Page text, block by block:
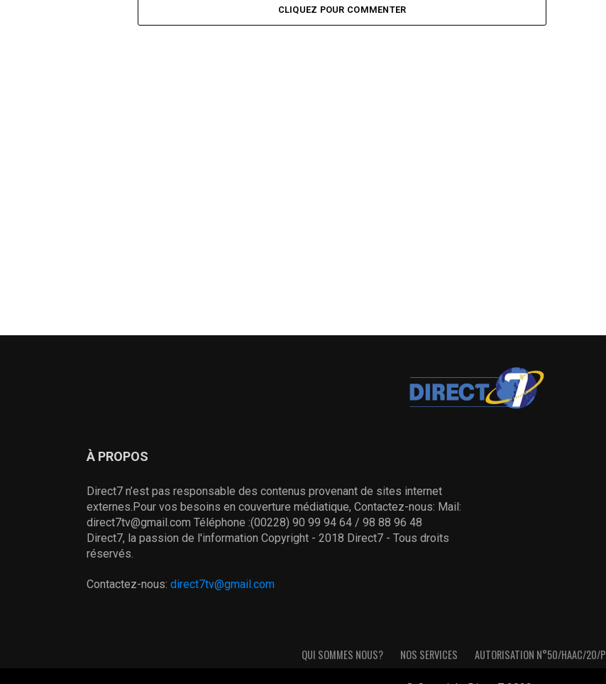
CLIQUEZ POUR COMMENTER
À PROPOS
Direct7 n’est pas responsable des contenus provenant de sites internet
externes.Pour vos besoins en couverture médiatique, Contactez-nous: Mail:
direct7tv@gmail.com Téléphone :(00228) 90 99 94 64 / 98 88 96 48
Direct7, la passion de l'information Copyright - 2018 Direct7 - Tous droits
réservés.
Contactez-nous: direct7tv@gmail.com
QUI SOMMES NOUS? NOS SERVICES AUTORISATION N°50/HAAC/20/P